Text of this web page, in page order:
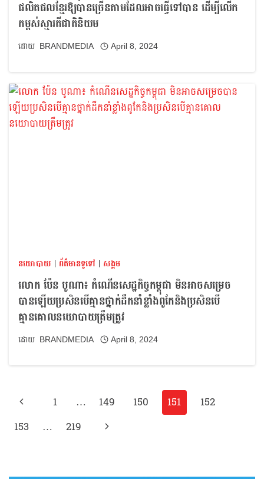
ផលិតផលខ្មែរឱ្យបានច្រើនតាមដែលអាចធ្វើទៅបាន ដើម្បីលើក
កម្ពស់ស្មារតីជាតិនិយម
BRANDMEDIA April 8, 2024
នយោបាយ | ព័ត៌មានទូទៅ | សង្គម
លោក ប៉ែន បូណា៖ កំណើនសេដ្ឋកិច្ចកម្ពុជា មិនអាចសម្រេច
បានឡើយប្រសិនបើគ្មានថ្នាក់ដឹកនាំខ្លាំងពូកែនិងប្រសិនបើ
គ្មានគោលនយោបាយត្រឹមត្រូវ
BRANDMEDIA April 8, 2024
Page
navigation
Previous
Page
1 … 149 150 151
152
153
… 219
Next